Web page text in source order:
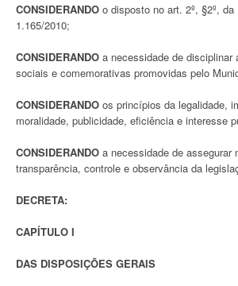
CONSIDERANDO o disposto no art. 2º, §2º,
1.165/2010;
CONSIDERANDO a necessidade de disciplinar
sociais e comemorativas promovidas pelo
CONSIDERANDO os princípios da legalidade,
moralidade, publicidade, eficiência e interesse
CONSIDERANDO a necessidade de assegurar
transparência, controle e observância da
DECRETA:
CAPÍTULO I
DAS DISPOSIÇÕES GERAIS